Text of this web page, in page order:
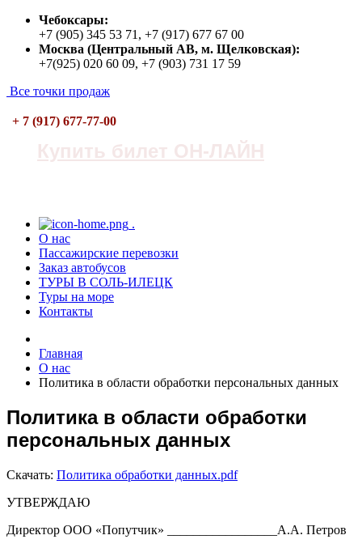
Чебоксары:
+7 (905) 345 53 71, +7 (917) 677 67 00
Москва (Центральный АВ, м. Щелковская):
+7(925) 020 60 09, +7 (903) 731 17 59
Все точки продаж
+ 7 (917) 677-77-00
Купить билет ОН-ЛАЙН
.
О нас
Пасcажирские перевозки
Заказ автобусов
ТУРЫ В СОЛЬ-ИЛЕЦК
Туры на море
Контакты
Главная
О нас
Политика в области обработки персональных данных
Политика в области обработки
персональных данных
Скачать: Политика обработки данных.pdf
УТВЕРЖДАЮ
Директор ООО «Попутчик» _________________А.А. Петров